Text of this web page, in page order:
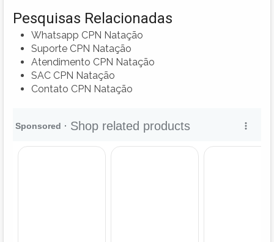
Pesquisas Relacionadas
Whatsapp CPN Natação
Suporte CPN Natação
Atendimento CPN Natação
SAC CPN Natação
Contato CPN Natação